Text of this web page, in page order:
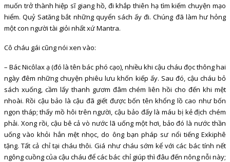
muốn trở thành hiệp sĩ giang hồ, đi khắp thiên hạ tìm kiếm chuyện mạo
hiểm. Quỷ Satăng bắt những quyển sách ấy đi. Chúng đã làm hư hỏng
một con người tài giỏi nhất xứ Mantra.
Cô cháu gái cũng nói xen vào:
– Bác Nicôlax ạ (đó là tên bác phó cạo), nhiều khi cậu cháu đọc thông hai
ngày đêm những chuyện phiêu lưu khốn kiếp ấy. Sau đó, cậu cháu bỏ
sách xuống, cầm lấy thanh gươm đâm chém liên hồi cho đến khi mệt
nhoài. Rồi cậu bảo là cậu đã giết được bốn tên khổng lồ cao như bốn
ngọn tháp; thấy mồ hôi trên người, cậu bảo đấy là máu bị kẻ địch chém
phải. Xong rồi, cậu bê cả vò nước lã uống một hơi, bảo đó là nước thần
uống vào khỏi hẳn mệt nhọc, do ông bạn pháp sư nổi tiếng Exkiphê
tặng. Tất cả chỉ tại cháu thôi. Giá như cháu sớm kể với các bác tính nết
ngông cuồng của cậu cháu để các bác chỉ giúp thì đâu đến nông nỗi này;